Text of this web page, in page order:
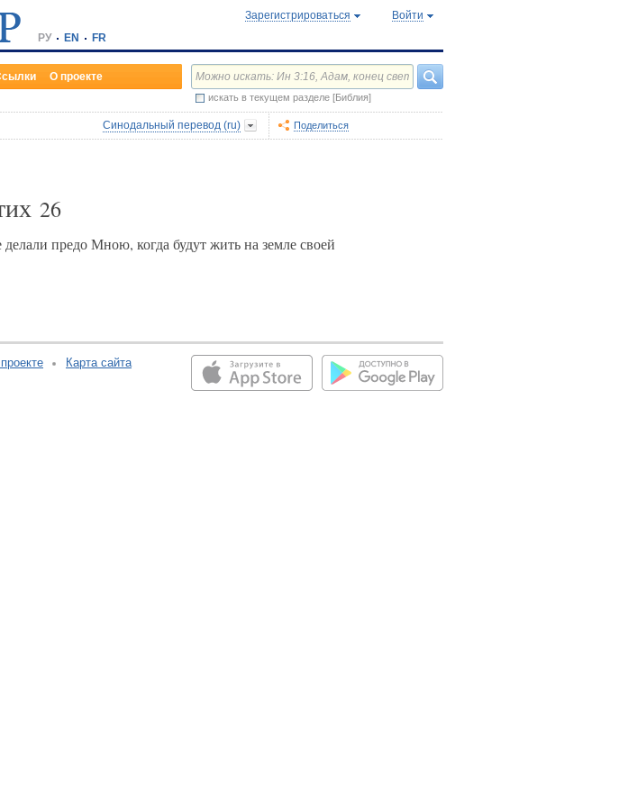
РУ EN FR
Зарегистрироваться Войти
О проекте
искать в текущем разделе [Библия]
Синодальный перевод (ru) Поделиться
26
предо Мною, когда будут жить на земле своей
Карта сайта